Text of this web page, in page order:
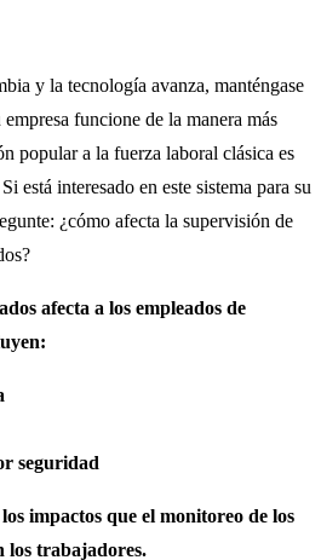
y la tecnología avanza, manténgase
funcione de la manera más
popular a la fuerza laboral clásica es
Si está interesado en este sistema para su
¿cómo afecta la supervisión de
afecta a los empleados de
seguridad
impactos que el monitoreo de los
los trabajadores.